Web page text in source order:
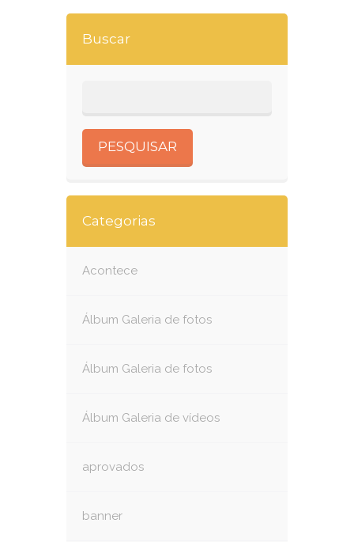
Buscar
Categorias
Acontece
Álbum Galeria de fotos
Álbum Galeria de fotos
Álbum Galeria de vídeos
aprovados
banner